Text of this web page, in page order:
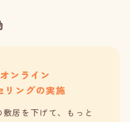
ンライン
リングの実施
居を下げて、もっと